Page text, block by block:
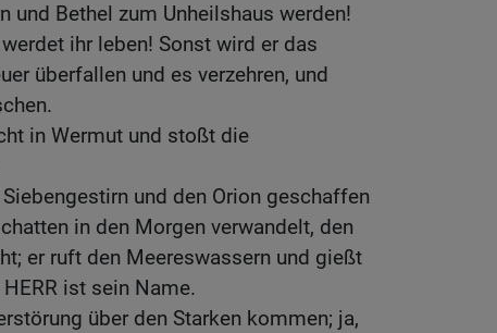
und Bethel zum Unheilshaus werden!
ihr leben! Sonst wird er das
überfallen und es verzehren, und
in Wermut und stoßt die
und den Orion geschaffen
in den Morgen verwandelt, den
er ruft den Meereswassern und gießt
ist sein Name.
über den Starken kommen; ja,